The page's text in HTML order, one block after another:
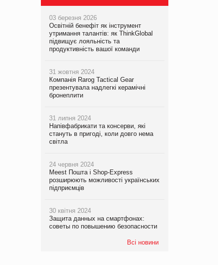
03 березня 2026
Освітній бенефіт як інструмент
утримання талантів: як ThinkGlobal
підвищує лояльність та
продуктивність вашої команди
31 жовтня 2024
Компанія Rarog Tactical Gear
презентувала надлегкі керамічні
бронеплити
31 липня 2024
Напівфабрикати та консерви, які
стануть в пригоді, коли довго нема
світла
24 червня 2024
Meest Пошта і Shop-Express
розширюють можливості українських
підприємців
30 квітня 2024
Защита данных на смартфонах:
советы по повышению безопасности
Всі новини